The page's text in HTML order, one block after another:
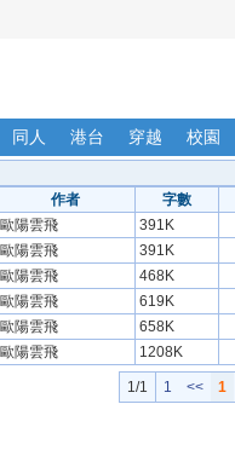
同人 港台 穿越 校園
作者 字數
歐陽雲飛 391K
歐陽雲飛 391K
歐陽雲飛 468K
歐陽雲飛 619K
歐陽雲飛 658K
歐陽雲飛 1208K
1/1 1 << 1